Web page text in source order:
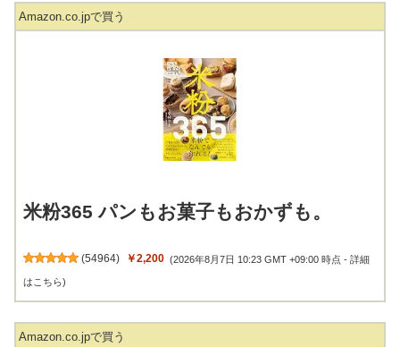
Amazon.co.jpで買う
米粉365 パンもお菓子もおかずも。
(54964) ￥2,200 (2026年8月7日 10:23 GMT +09:00 時点 -詳細
はこちら)
Amazon.co.jpで買う